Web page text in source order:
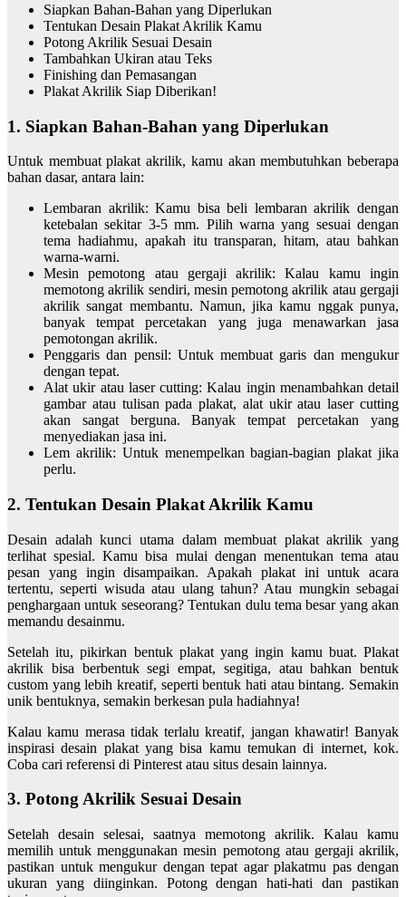
Siapkan Bahan-Bahan yang Diperlukan
Tentukan Desain Plakat Akrilik Kamu
Potong Akrilik Sesuai Desain
Tambahkan Ukiran atau Teks
Finishing dan Pemasangan
Plakat Akrilik Siap Diberikan!
1. Siapkan Bahan-Bahan yang Diperlukan
Untuk membuat plakat akrilik, kamu akan membutuhkan beberapa
bahan dasar, antara lain:
Lembaran akrilik: Kamu bisa beli lembaran akrilik dengan
ketebalan sekitar 3-5 mm. Pilih warna yang sesuai dengan
tema hadiahmu, apakah itu transparan, hitam, atau bahkan
warna-warni.
Mesin pemotong atau gergaji akrilik: Kalau kamu ingin
memotong akrilik sendiri, mesin pemotong akrilik atau gergaji
akrilik sangat membantu. Namun, jika kamu nggak punya,
banyak tempat percetakan yang juga menawarkan jasa
pemotongan akrilik.
Penggaris dan pensil: Untuk membuat garis dan mengukur
dengan tepat.
Alat ukir atau laser cutting: Kalau ingin menambahkan detail
gambar atau tulisan pada plakat, alat ukir atau laser cutting
akan sangat berguna. Banyak tempat percetakan yang
menyediakan jasa ini.
Lem akrilik: Untuk menempelkan bagian-bagian plakat jika
perlu.
2. Tentukan Desain Plakat Akrilik Kamu
Desain adalah kunci utama dalam membuat plakat akrilik yang
terlihat spesial. Kamu bisa mulai dengan menentukan tema atau
pesan yang ingin disampaikan. Apakah plakat ini untuk acara
tertentu, seperti wisuda atau ulang tahun? Atau mungkin sebagai
penghargaan untuk seseorang? Tentukan dulu tema besar yang akan
memandu desainmu.
Setelah itu, pikirkan bentuk plakat yang ingin kamu buat. Plakat
akrilik bisa berbentuk segi empat, segitiga, atau bahkan bentuk
custom yang lebih kreatif, seperti bentuk hati atau bintang. Semakin
unik bentuknya, semakin berkesan pula hadiahnya!
Kalau kamu merasa tidak terlalu kreatif, jangan khawatir! Banyak
inspirasi desain plakat yang bisa kamu temukan di internet, kok.
Coba cari referensi di Pinterest atau situs desain lainnya.
3. Potong Akrilik Sesuai Desain
Setelah desain selesai, saatnya memotong akrilik. Kalau kamu
memilih untuk menggunakan mesin pemotong atau gergaji akrilik,
pastikan untuk mengukur dengan tepat agar plakatmu pas dengan
ukuran yang diinginkan. Potong dengan hati-hati dan pastikan